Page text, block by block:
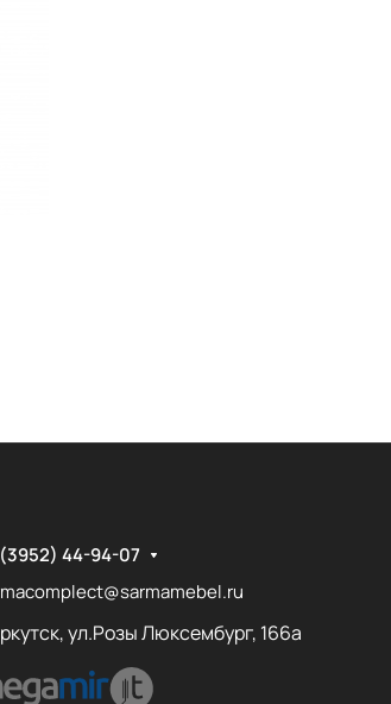
44-94-07
ул.Розы Люксембург, 166а